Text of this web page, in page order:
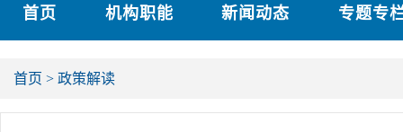
首页 机构职能 新闻动态 专题专
首页 > 政策解读